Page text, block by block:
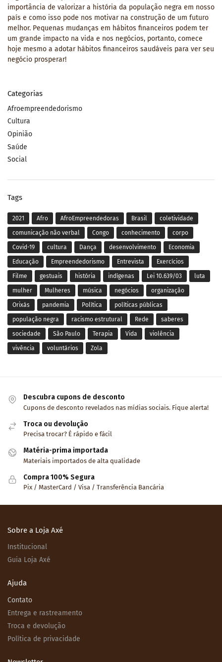
importância de valorizar a história da população negra em nosso
país e como isso pode nos motivar na construção de um futuro
melhor. Pequenas mudanças em hábitos financeiros podem ter
um grande impacto na vida e nos negócios, portanto, comece
hoje mesmo a adotar hábitos financeiros saudáveis para ver seu
negócio prosperar!
Categorias
Afroempreendedorismo
Cultura
Opinião
Saúde
Social
Tags
2021 Afro AfroEmpreendedoras Brasil coletividade
comunicação não verbal Congo conhecimento corpo
Covid-19 cultura Dança desenvolvimento Economia
Educação Empreendedorismo Entrevista Exercícios
Filme gestuais história indígenas Lei 10.639/03 luta
mulher Mulheres música negócios organização
Orixás pandemia Política políticas públicas
população negra racismo estrutural Rede saberes
sociedade São Paulo Terapia Vida violência
vivência voluntários Zola
Descubra cupons de desconto
Cupons de desconto revelados nas mídias sociais. Fique alerta!
Troca ou devolução
Precisa trocar? É rápido e fácil
Matéria-prima importada
Materiais importados de alta qualidade
Compra 100% Segura
Pix / MasterCard / Visa / Transferência Bancária
Sobre a Loja Axé
Institucional
Guia Loja Axé
Ajuda
Contato
Entrega e rastreamento
Troca e devolução
Política de privacidade